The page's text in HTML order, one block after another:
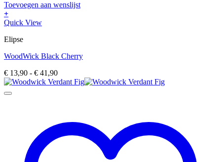
Toevoegen aan wenslijst
+
Dit
heeft
variaties.
optie
kan
gekozen
productpagina
Quick View
Elipse
WoodWick Black Cherry
€ 13,90 - € 41,90Prijsklasse:
€ 13,90